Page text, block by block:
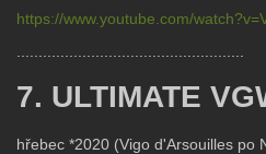
https://www.youtube.com/
7. ULTIMATE
hřebec *2020 (Vigo d'Arsouilles po